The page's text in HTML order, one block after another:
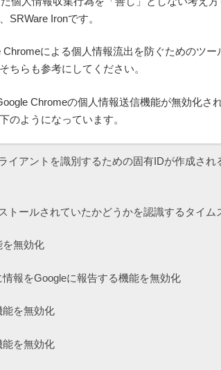
SRWare Ironです。
による個人情報流出を防ぐためのツー
ちらも参考にしてください。
Chromeの個人情報送信機能が無効化さ
のようになっています。
イアントを識別するための固有IDが作成され
トールされていたかどうかを認識するタイ
を無効化
情報をGoogleに報告する機能を無効化
能を無効化
能を無効化